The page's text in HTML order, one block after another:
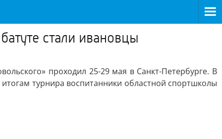
стали ивановцы
проходил 25-29 мая в Санкт-Петербурге. В
турнира воспитанники областной спортшколы